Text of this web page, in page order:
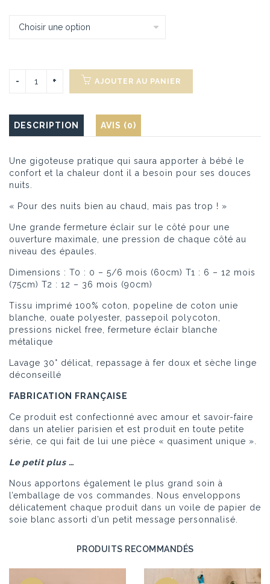
AJOUTER AU PANIER
DESCRIPTION AVIS (0)
Une gigoteuse pratique qui saura apporter à bébé le
confort et la chaleur dont il a besoin pour ses douces
nuits.
« Pour des nuits bien au chaud, mais pas trop ! »
Une grande fermeture éclair sur le côté pour une
ouverture maximale, une pression de chaque côté au
niveau des épaules.
Dimensions : T0 : 0 – 5/6 mois (60cm) T1 : 6 – 12 mois
(75cm) T2 : 12 – 36 mois (90cm)
Tissu imprimé 100% coton, popeline de coton unie
blanche, ouate polyester, passepoil polycoton,
pressions nickel free, fermeture éclair blanche
métalique
Lavage 30° délicat, repassage à fer doux et sèche linge
déconseillé
FABRICATION FRANÇAISE
Ce produit est confectionné avec amour et savoir-faire
dans un atelier parisien et est produit en toute petite
série, ce qui fait de lui une pièce « quasiment unique ».
Le petit plus …
Nous apportons également le plus grand soin à
l’emballage de vos commandes. Nous enveloppons
délicatement chaque produit dans un voile de papier de
soie blanc assorti d’un petit message personnalisé.
PRODUITS RECOMMANDÉS